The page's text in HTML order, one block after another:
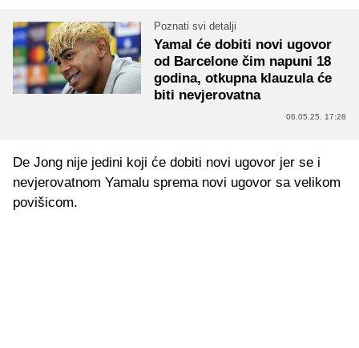
Poznati svi detalji
Yamal će dobiti novi ugovor
od Barcelone čim napuni 18
godina, otkupna klauzula će
biti nevjerovatna
06.05.25. 17:28
De Jong nije jedini koji će dobiti novi ugovor jer se i
nevjerovatnom Yamalu sprema novi ugovor sa velikom
povišicom.